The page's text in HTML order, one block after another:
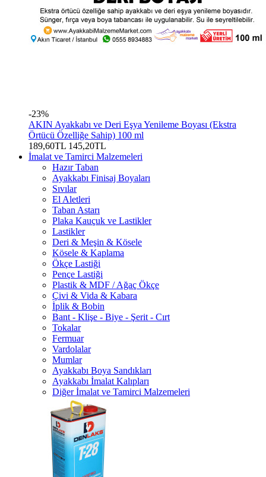
-23%
AKIN Ayakkabı ve Deri Eşya Yenileme Boyası (Ekstra
Örtücü Özelliğe Sahip) 100 ml
189,60TL 145,20TL
İmalat ve Tamirci Malzemeleri
Hazır Taban
Ayakkabı Finisaj Boyaları
Sıvılar
El Aletleri
Taban Astarı
Plaka Kauçuk ve Lastikler
Lastikler
Deri & Meşin & Kösele
Kösele & Kaplama
Ökçe Lastiği
Pençe Lastiği
Plastik & MDF / Ağaç Ökçe
Çivi & Vida & Kabara
İplik & Bobin
Bant - Klişe - Biye - Şerit - Cırt
Tokalar
Fermuar
Vardolalar
Mumlar
Ayakkabı Boya Sandıkları
Ayakkabı İmalat Kalıpları
Diğer İmalat ve Tamirci Malzemeleri